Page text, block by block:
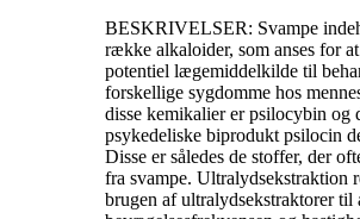
BESKRIVELSER: Svampe
række alkaloider, som anses for
potentiel lægemiddelkilde til
forskellige sygdomme hos
disse kemikalier er psilocybin og
psykedeliske biprodukt psilocin
Disse er således de stoffer, der
fra svampe. Ultralydsekstraktion
brugen af ​​ultralydsekstraktorer til